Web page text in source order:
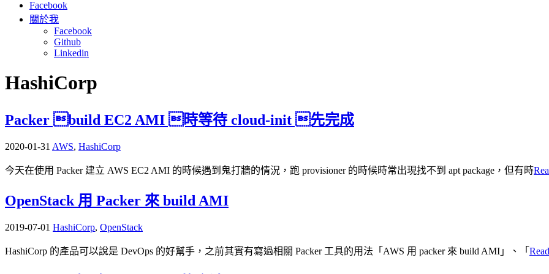
Facebook
關於我
Facebook
Github
Linkedin
HashiCorp
Packer build EC2 AMI 時等待 cloud-init 先完成
2020-01-31 AWS, HashiCorp
今天在使用 Packer 建立 AWS EC2 AMI 的時候遇到鬼打牆的情況，跑 provisioner 的時候時常出現找不到 apt package，但有時
OpenStack 用 Packer 來 build AMI
2019-07-01 HashiCorp, OpenStack
HashiCorp 的產品可以說是 DevOps 的好幫手，之前其實有寫過相關 Packer 工具的用法「AWS 用 packer 來 build AMI」、「